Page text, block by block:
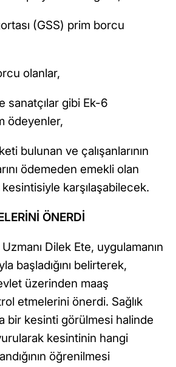
(GSS) prim borcu
olanlar,
sanatçılar gibi Ek-6
ödeyenler,
bulunan ve çalışanlarının
ödemeden emekli olan
karşılaşabilecek.
ÖNERDİ
Dilek Ete, uygulamanın
başladığını belirterek,
üzerinden maaş
etmelerini önerdi. Sağlık
bir kesinti görülmesi halinde
kesintinin hangi
öğrenilmesi